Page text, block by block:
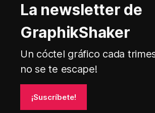
La newsletter de
GraphikShaker
Un cóctel gráfico cada
no se te escape!